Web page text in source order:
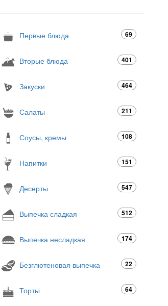
Первые блюда 69
Вторые блюда 401
Закуски 464
Салаты 211
Соусы, кремы 108
Напитки 151
Десерты 547
Выпечка сладкая 512
Выпечка несладкая 174
Безглютеновая выпечка 22
Торты 64